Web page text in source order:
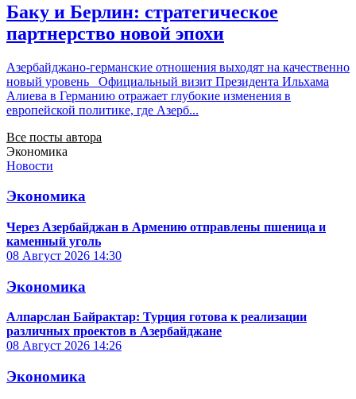
Баку и Берлин: стратегическое
партнерство новой эпохи
Азербайджано-германские отношения выходят на качественно
новый уровень Официальный визит Президента Ильхама
Алиева в Германию отражает глубокие изменения в
европейской политике, где Азерб...
Все посты автора
Экономика
Новости
Экономика
Через Азербайджан в Армению отправлены пшеница и
каменный уголь
08 Август 2026 14:30
Экономика
Алпарслан Байрактар: Турция готова к реализации
различных проектов в Азербайджане
08 Август 2026 14:26
Экономика